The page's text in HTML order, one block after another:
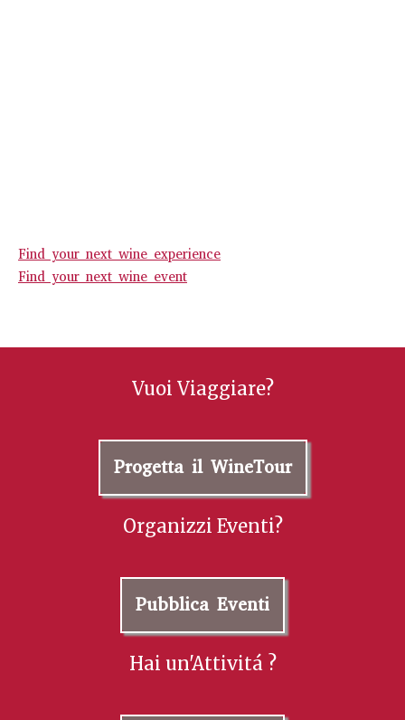
Find your next wine experience
Find your next wine event
Vuoi Viaggiare?
Progetta il WineTour
Organizzi Eventi?
Pubblica Eventi
Hai un'Attivitá ?